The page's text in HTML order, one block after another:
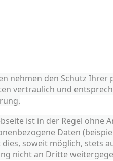
nehmen den Schutz
vertraulich und
ist in der Regel ohne
Daten
soweit möglich, stets
nicht an Dritte